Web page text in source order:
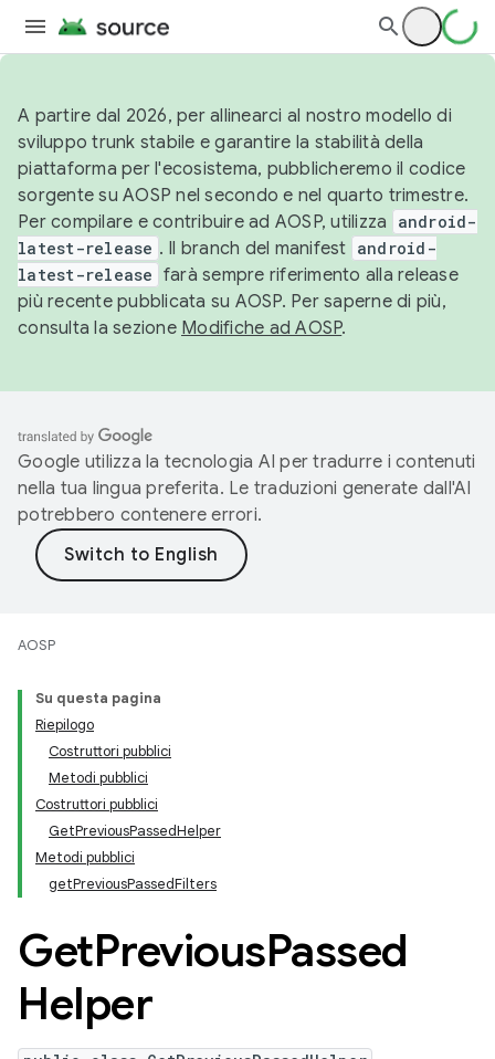
A partire dal 2026, per allinearci al nostro modello di
sviluppo trunk stabile e garantire la stabilità della
piattaforma per l'ecosistema, pubblicheremo il codice
sorgente su AOSP nel secondo e nel quarto trimestre.
Per compilare e contribuire ad AOSP, utilizza
android-
latest-release . Il branch del manifest android-
latest-release farà sempre riferimento alla release
più recente pubblicata su AOSP. Per saperne di più,
consulta la sezione Modifiche ad AOSP.
Google utilizza la tecnologia AI per tradurre i contenuti
nella tua lingua preferita. Le traduzioni generate dall'AI
potrebbero contenere errori.
AOSP
Su questa pagina
Riepilogo
Costruttori pubblici
Metodi pubblici
Costruttori pubblici
GetPreviousPassedHelper
Metodi pubblici
getPreviousPassedFilters
GetPreviousPassed
Helper